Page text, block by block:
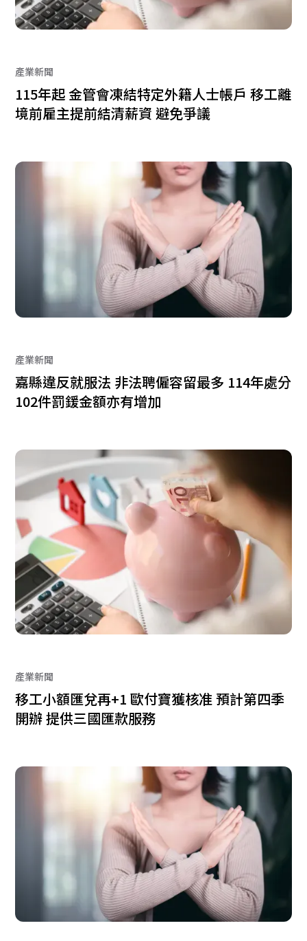
產業新聞
115年起 金管會凍結特定外籍人士帳戶 移工離
境前雇主提前結清薪資 避免爭議
產業新聞
嘉縣違反就服法 非法聘僱容留最多 114年處分
102件罰鍰金額亦有增加
產業新聞
移工小額匯兌再+1 歐付寶獲核准 預計第四季
開辦 提供三國匯款服務